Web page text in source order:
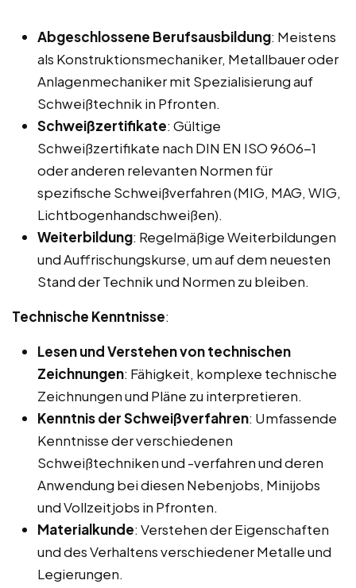
Abgeschlossene Berufsausbildung: Meistens
als Konstruktionsmechaniker, Metallbauer oder
Anlagenmechaniker mit Spezialisierung auf
Schweißtechnik in Pfronten.
Schweißzertifikate: Gültige
Schweißzertifikate nach DIN EN ISO 9606-1
oder anderen relevanten Normen für
spezifische Schweißverfahren (MIG, MAG, WIG,
Lichtbogenhandschweißen).
Weiterbildung: Regelmäßige Weiterbildungen
und Auffrischungskurse, um auf dem neuesten
Stand der Technik und Normen zu bleiben.
Technische Kenntnisse:
Lesen und Verstehen von technischen
Zeichnungen: Fähigkeit, komplexe technische
Zeichnungen und Pläne zu interpretieren.
Kenntnis der Schweißverfahren: Umfassende
Kenntnisse der verschiedenen
Schweißtechniken und -verfahren und deren
Anwendung bei diesen Nebenjobs, Minijobs
und Vollzeitjobs in Pfronten.
Materialkunde: Verstehen der Eigenschaften
und des Verhaltens verschiedener Metalle und
Legierungen.